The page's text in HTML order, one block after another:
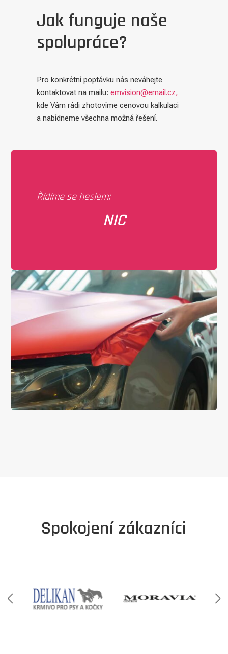
Jak funguje naše
spolupráce?
Pro konkrétní poptávku nás neváhejte
kontaktovat na mailu:emvision@email.cz,
kde Vám rádi zhotovíme cenovou kalkulaci
a nabídneme všechna možná řešení.
Řídíme se heslem:
NIC NENÍ NEMOŽNÉ...
Spokojení zákazníci